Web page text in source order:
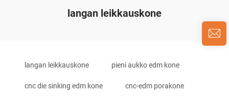
langan leikkauskone
langan leikkauskone pieni aukko edm kone
cnc die sinking edm kone cnc-edm porakone